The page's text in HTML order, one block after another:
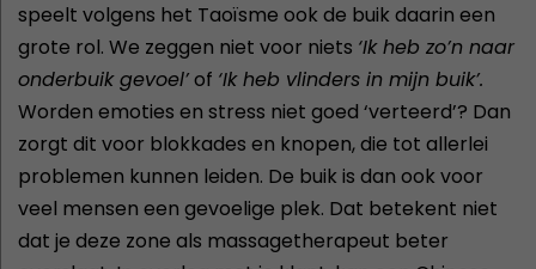
speelt volgens het Taoïsme ook de buik daarin een
grote rol. We zeggen niet voor niets ‘Ik heb zo’n naar
onderbuik gevoel’of ‘Ik heb vlinders in mijn buik’.
Worden emoties en stress niet goed ‘verteerd’? Dan
zorgt dit voor blokkades en knopen, die tot allerlei
problemen kunnen leiden. De buik is dan ook voor
veel mensen een gevoelige plek. Dat betekent niet
dat je deze zone als massagetherapeut beter